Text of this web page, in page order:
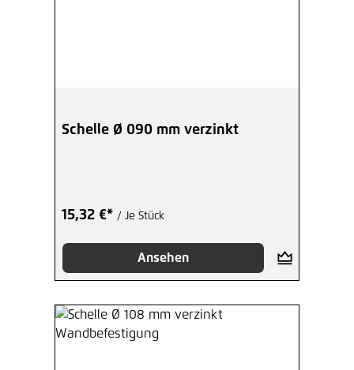
Schelle Ø 090 mm verzinkt
15,32 €* / Je Stück
Ansehen